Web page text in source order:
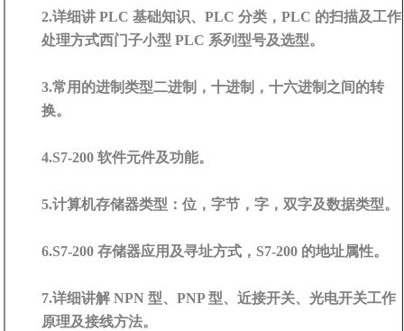
2.详细讲 PLC 基础知识、PLC 分类，PLC 的扫描及工作
处理方式西门子小型 PLC 系列型号及选型。
3.常用的进制类型二进制，十进制，十六进制之间的转
换。
4.S7-200 软件元件及功能。
5.计算机存储器类型：位，字节，字，双字及数据类型。
6.S7-200 存储器应用及寻址方式，S7-200 的地址属性。
7.详细讲解 NPN 型、PNP 型、近接开关、光电开关工作
原理及接线方法。